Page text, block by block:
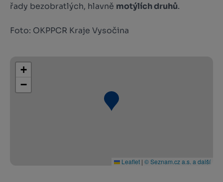
řady bezobratlých, hlavně motýlích druhů.
Foto: OKPPCR Kraje Vysočina
+
−
Leaflet | © Seznam.cz a.s. a další